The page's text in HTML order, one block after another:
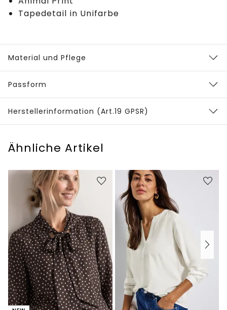
Tapedetail in Unifarbe
Material und Pflege
Passform
Herstellerinformation (Art.19 GPSR)
Ähnliche Artikel